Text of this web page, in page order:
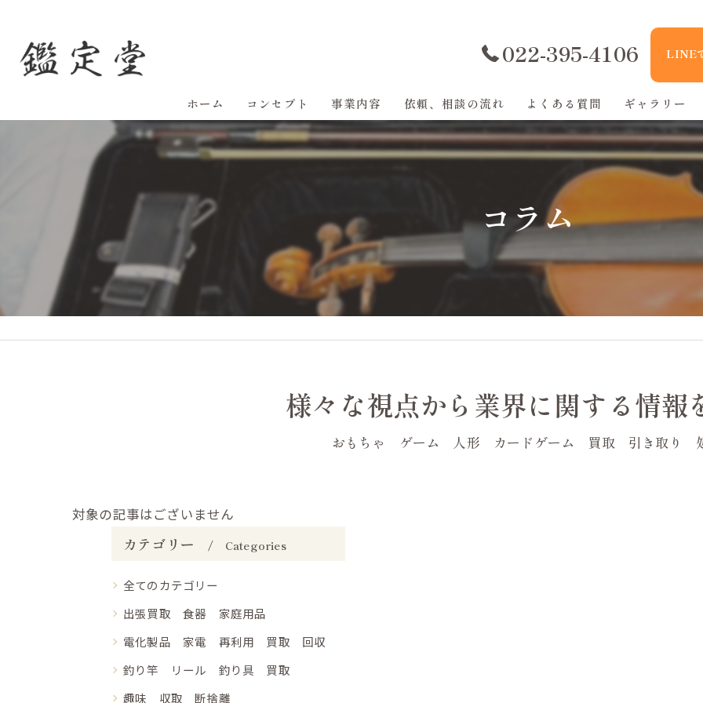
022-395-4106 LINE
ホーム コンセプト 事業内容 依頼、相談の流れ よくある質問 ギャラリー
コラム
様々な視点から業界に関する情報
おもちゃ ゲーム 人形 カードゲーム 買取 引き取り
対象の記事はございません
カテゴリー Categories
全てのカテゴリー
出張買取 食器 家庭用品
電化製品 家電 再利用 買取 回収
釣り竿 リール 釣り具 買取
趣味 収取 断捨離